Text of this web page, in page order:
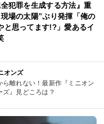
全犯罪を生成する方法』重
場の太陽”ぶり発揮「俺の
と思ってます!?」愛あるイ
オンズ
ら離れない！最新作『ミニオン
ズ』見どころは？